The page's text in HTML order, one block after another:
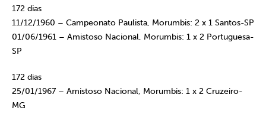
172 dias
11/12/1960 – Campeonato Paulista, Morumbis: 2 x 1 Santos-SP
01/06/1961 – Amistoso Nacional, Morumbis: 1 x 2 Portuguesa-
SP
172 dias
25/01/1967 – Amistoso Nacional, Morumbis: 1 x 2 Cruzeiro-
MG